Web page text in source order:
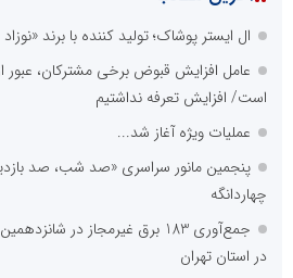
ال ایستر پوشاک؛ تولید کننده با برند «نوزاد
عامل افزایش قبوض برخی مشترکان، عبور
است/ افزایش تعرفه نداشتیم
عملیات ویژه آغاز شد...
پنجمین مانور سراسری «صد شب، صد
چهاردانگه
جمع‌آوری 183 برق غیرمجاز در
در استان تهران